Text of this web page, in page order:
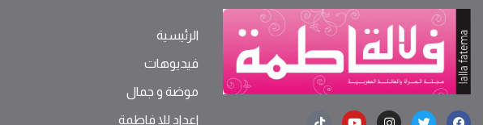
الرئيسية
فيديوهات
موضة ‫و‬ ‫‬‫جمال‬
اعداد للا فاطمة